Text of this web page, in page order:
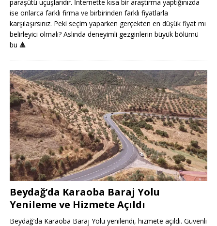
paraşütü uçuşlarıdır. İnternette kısa bir araştırma yaptığınızda
ise onlarca farklı firma ve birbirinden farklı fiyatlarla
karşılaşırsınız. Peki seçim yaparken gerçekten en düşük fiyat mı
belirleyici olmalı? Aslında deneyimli gezginlerin büyük bölümü
bu 🔺
Beydağ’da Karaoba Baraj Yolu
Yenileme ve Hizmete Açıldı
Beydağ’da Karaoba Baraj Yolu yenilendi, hizmete açıldı. Güvenli